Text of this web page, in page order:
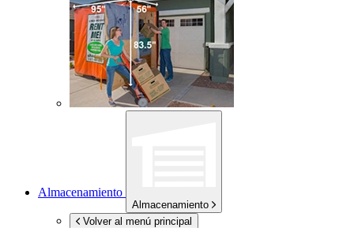
Almacenamiento
Almacenamiento
Volver al menú principal